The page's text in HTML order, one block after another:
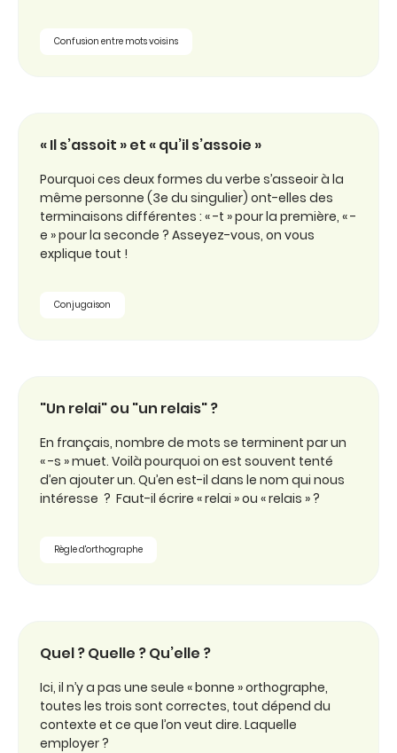
Confusion entre mots voisins
« Il s’assoit » et « qu’il s’assoie »
Pourquoi ces deux formes du verbe s’asseoir à la
même personne (3e du singulier) ont-elles des
terminaisons différentes : « -t » pour la première, « -
e » pour la seconde ? Asseyez-vous, on vous
explique tout !
Conjugaison
"Un relai" ou "un relais" ?
En français, nombre de mots se terminent par un
« -s » muet. Voilà pourquoi on est souvent tenté
d’en ajouter un. Qu’en est-il dans le nom qui nous
intéresse ? Faut-il écrire « relai » ou « relais » ?
Règle d'orthographe
Quel ? Quelle ? Qu’elle ?
Ici, il n’y a pas une seule « bonne » orthographe,
toutes les trois sont correctes, tout dépend du
contexte et ce que l’on veut dire. Laquelle
employer ?